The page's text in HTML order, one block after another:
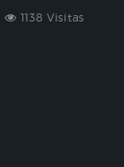
1138 Visitas